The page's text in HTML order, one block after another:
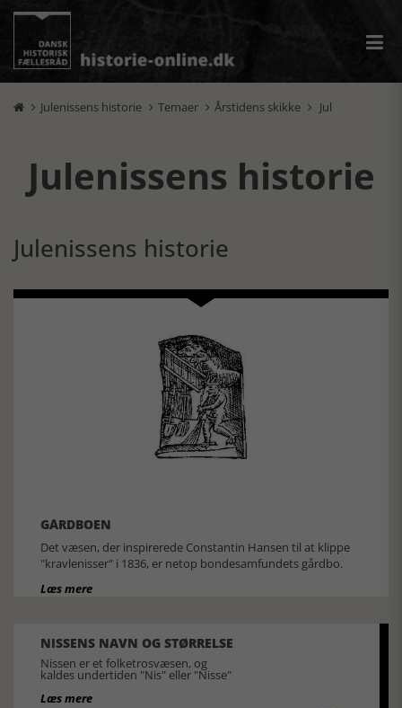
 Julenissens historie  Temaer  Årstidens skikke  Jul
Julenissens historie
Julenissens historie
GÅRDBOEN
Det væsen, der inspirerede Constantin Hansen til at klippe
"kravlenisser" i 1836, er netop bondesamfundets gårdbo.
Læs mere
NISSENS NAVN OG STØRRELSE
Nissen er et folketrosvæsen, og
kaldes undertiden "Nis" eller "Nisse"
Læs mere